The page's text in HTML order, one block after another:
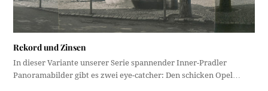
Rekord und Zinsen
In dieser Variante unserer Serie spannender Inner-Pradler
Panoramabilder gibt es zwei eye-catcher: Den schicken Opel…